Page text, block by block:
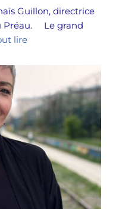
Guillon, directrice
Préau. Le grand
lire